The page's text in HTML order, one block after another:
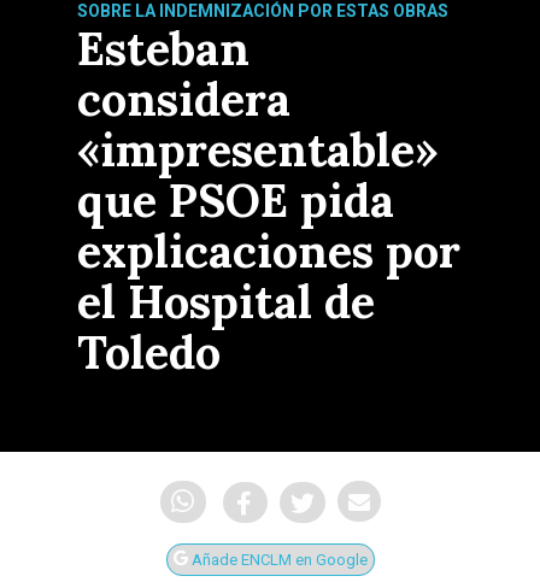
SOBRE LA INDEMNIZACIÓN POR ESTAS OBRAS
Esteban
considera
«impresentable»
que PSOE pida
explicaciones por
el Hospital de
Toledo
Añade ENCLM en Google